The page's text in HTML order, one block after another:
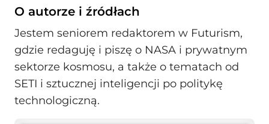
O autorze i źródłach
Jestem seniorem redaktorem w Futurism,
gdzie redaguję i piszę o NASA i prywatnym
sektorze kosmosu, a także o tematach od
SETI i sztucznej inteligencji po politykę
technologiczną.